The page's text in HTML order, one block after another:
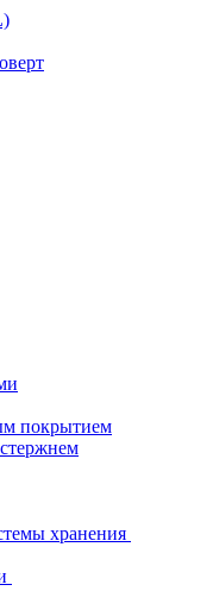
покрытием
хранения